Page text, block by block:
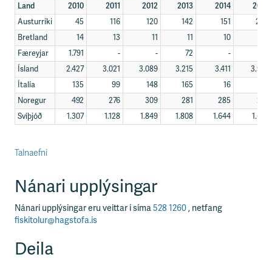
Land
2010 2011 2012 2013 2014
2015
Austurríki
45 116 120 142 151
208
Bretland
14 13 11 11 10
Færeyjar
1.791 - - 72 -
Ísland
2.427 3.021 3.089 3.215 3.411
3.937
Ítalía
135 99 148 165 16
Noregur
492 276 309 281 285
257
Svíþjóð
1.307 1.128 1.849 1.808 1.644 1.675
Talnaefni
Nánari upplýsingar
Nánari upplýsingar eru veittar í síma528 1260, netfang
fiskitolur@hagstofa.is
Deila